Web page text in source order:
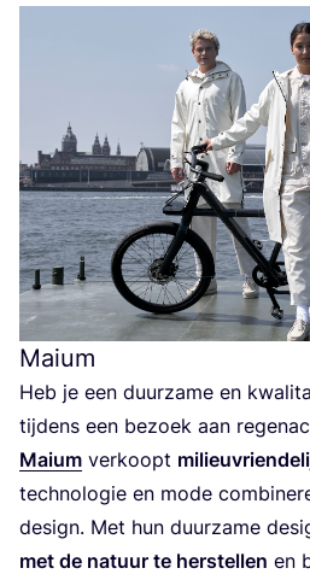
Maium
Heb je een duur­za­me en
tij­dens een bezoek aan
Mai­um ver­koopt
tech­no­lo­gie en mode
design. Met hun duur­za­me
met de natuur te her­stel­len en